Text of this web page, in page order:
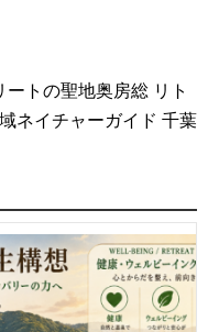
ートの聖地奥房総 リト
ネイチャーガイド 千葉